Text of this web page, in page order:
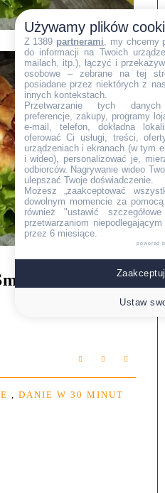
, DANIE W 30 MINUT
Używamy plików
Z 1389 partnerami , my chcemy
do informacji na Twoich
mailach, itp.), łączyć i
osobowe – zebrane na tej
posiadane przez niektórych z
innych kontekstach.
Przetwarzanie tych danych
preferencje, zakupy, programy
e-mail, telefon, dokładna
oferować Ci usługi, treści,
urządzeniach i ekranach (w tym
i wideo), personalizować je,
odbiorców. Nagrywanie wideo
ulepszać Twoje doświadczenie.
Możesz „zaakceptować
dowolnym momencie za
również "ustawić
przetwarzaniom
przez 6 miesiące.
powered
Ustaw